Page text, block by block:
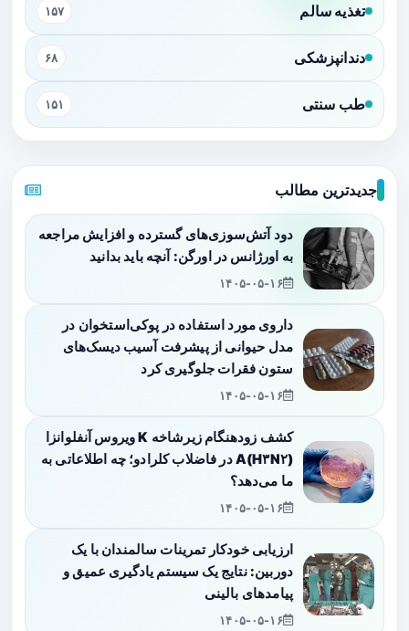
تغذیه سالم ۱۵۷
دندانپزشکی ۶۸
طب سنتی ۱۵۱
جدیدترین مطالب
دود آتش‌سوزی‌های گسترده و افزایش مراجعه
به اورژانس در اورگن: آنچه باید بدانید
۱۴۰۵-۰۵-۱۶
داروی مورد استفاده در پوکی‌استخوان در
مدل حیوانی از پیشرفت آسیب دیسک‌های
ستون فقرات جلوگیری کرد
۱۴۰۵-۰۵-۱۶
کشف زودهنگام زیرشاخه K ویروس آنفلوانزا
A(H۳N۲) در فاضلاب کلرادو؛ چه اطلاعاتی به
ما می‌دهد؟
۱۴۰۵-۰۵-۱۶
ارزیابی خودکار تمرینات سالمندان با یک
دوربین: نتایج یک سیستم یادگیری عمیق و
پیامدهای بالینی
۱۴۰۵-۰۵-۱۶